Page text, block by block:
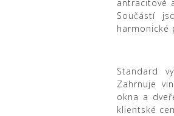
antracitové
Součástí
Standard
Zahrnuje
okna a
klientské